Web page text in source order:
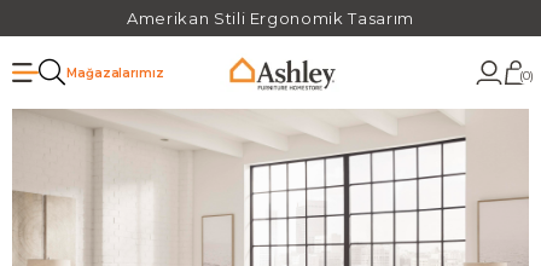
Amerikan Stili Ergonomik Tasarım
Mağazalarımız 0